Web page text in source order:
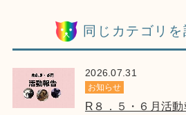
同じカテゴリ
2026.07.31
お知らせ
R８．５・６月活動